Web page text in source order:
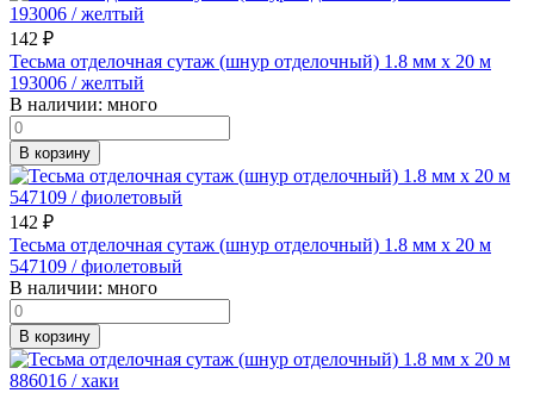
142 ₽
Тесьма отделочная сутаж (шнур отделочный) 1.8 мм х 20 м
193006 / желтый
В наличии: много
В корзину
142 ₽
Тесьма отделочная сутаж (шнур отделочный) 1.8 мм х 20 м
547109 / фиолетовый
В наличии: много
В корзину